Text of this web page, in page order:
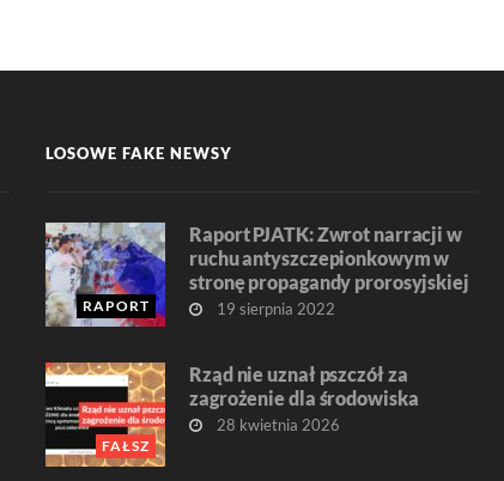
LOSOWE FAKE NEWSY
RAPORT
Raport PJATK: Zwrot narracji w
ruchu antyszczepionkowym w
stronę propagandy prorosyjskiej
19 sierpnia 2022
FAŁSZ
Rząd nie uznał pszczół za
zagrożenie dla środowiska
28 kwietnia 2026